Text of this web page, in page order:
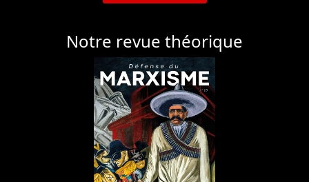
Notre revue théorique